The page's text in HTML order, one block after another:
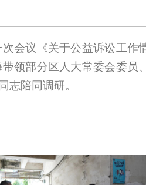
会议《关于公益诉讼工
领部分区人大常委会委
志陪同调研。